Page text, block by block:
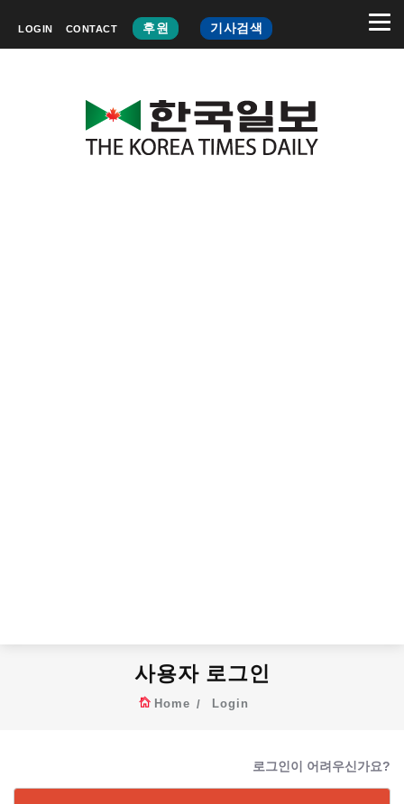
LOGIN CONTACT 후원 기사검색
사용자 로그인
Home Login
로그인이 어려우신가요?